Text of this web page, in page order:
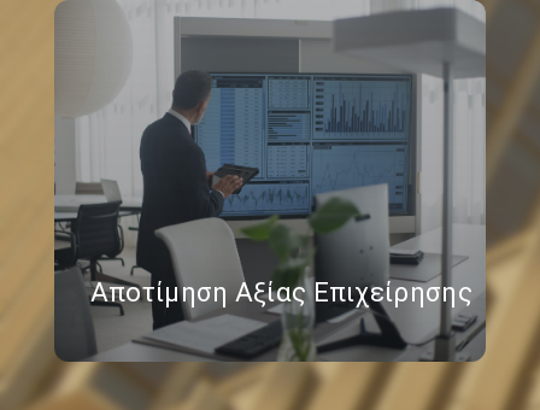
Αποτίμηση Αξίας Επιχείρησης